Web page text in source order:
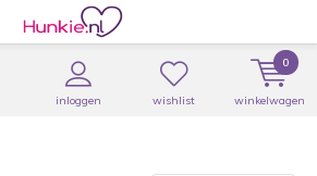
inloggen wishlist winkelwagen
0